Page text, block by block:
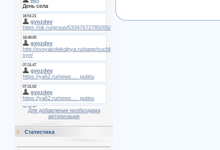
Для добавления необходима
авторизация
Статистика